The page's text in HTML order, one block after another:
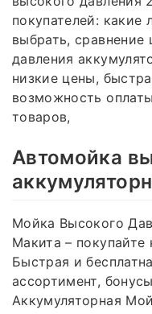
покупателей: какие
выбрать,
давления
низкие цены,
возможность
товаров,
Автомойка
Мойка Высокого
Макита –
Быстрая и
ассортимент,
Аккумуляторная